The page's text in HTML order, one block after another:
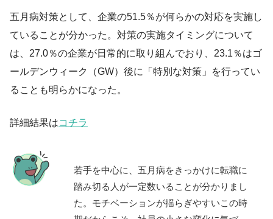
五月病対策として、企業の51.5％が何らかの対応を実施し
ていることが分かった。対策の実施タイミングについて
は、27.0％の企業が日常的に取り組んでおり、23.1％はゴ
ールデンウィーク（GW）後に「特別な対策」を行ってい
ることも明らかになった。
詳細結果はコチラ
若手を中心に、五月病をきっかけに転職に
踏み切る人が一定数いることが分かりまし
た。モチベーションが揺らぎやすいこの時